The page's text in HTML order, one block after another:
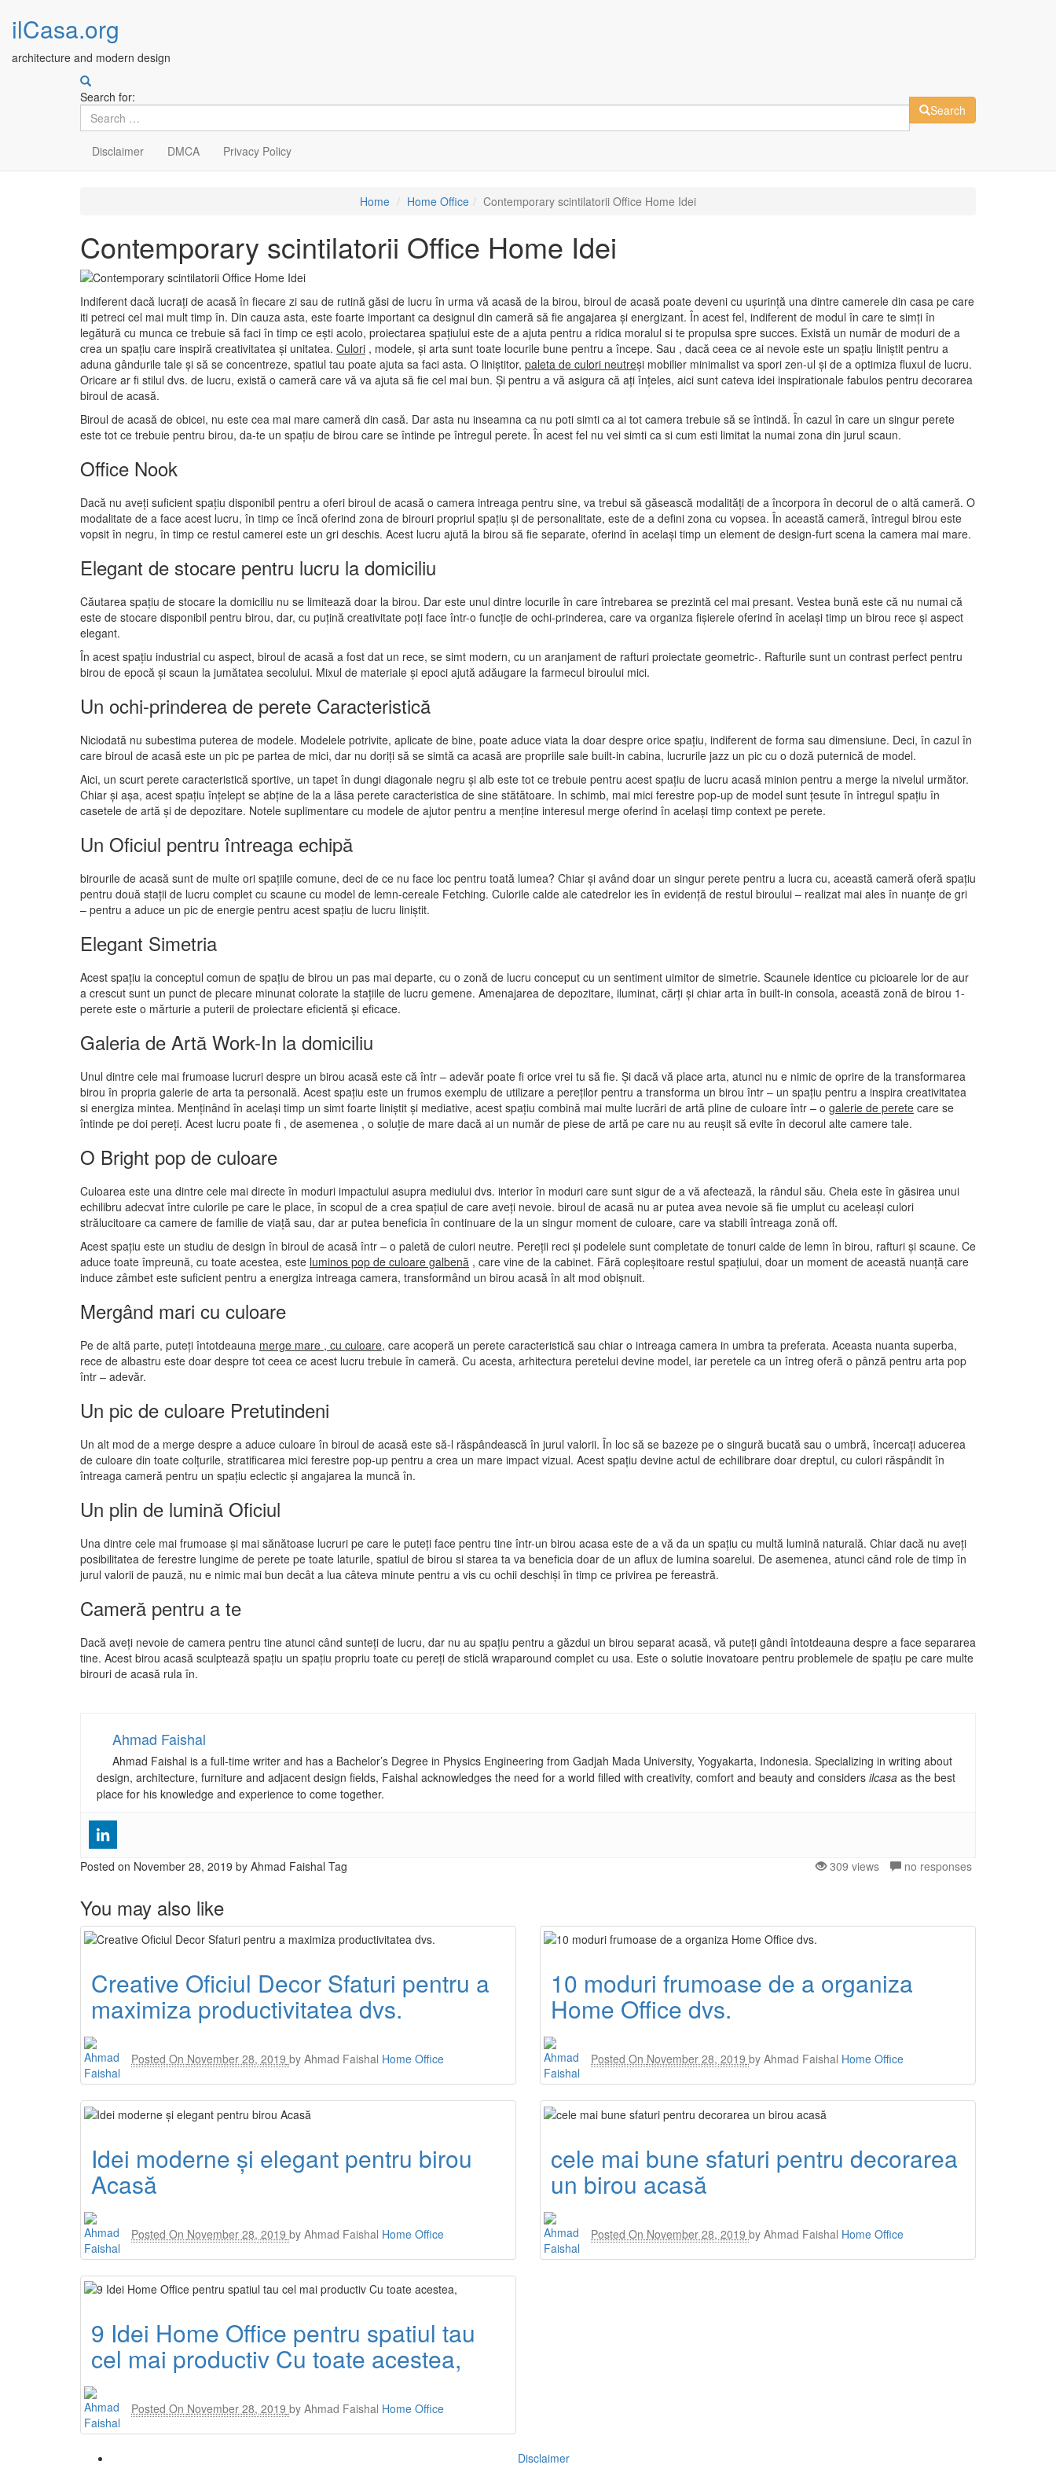
ilCasa.org
architecture and modern design
Search for:
Search
Disclaimer DMCA Privacy Policy
Home Home Office Contemporary scintilatorii Office Home Idei
Contemporary scintilatorii Office Home Idei
Indiferent dacă lucrați de acasă în fiecare zi sau de rutină găsi de lucru în urma vă acasă de la birou, biroul de acasă poate deveni cu ușurință una dintre camerele din casa pe care
iti petreci cel mai mult timp în. Din cauza asta, este foarte important ca designul din cameră să fie angajarea și energizant. În acest fel, indiferent de modul în care te simți în
legătură cu munca ce trebuie să faci în timp ce ești acolo, proiectarea spațiului este de a ajuta pentru a ridica moralul si te propulsa spre succes. Există un număr de moduri de a
crea un spațiu care inspiră creativitatea și unitatea. Culori , modele, și arta sunt toate locurile bune pentru a începe. Sau , dacă ceea ce ai nevoie este un spațiu liniștit pentru a
aduna gândurile tale și să se concentreze, spatiul tau poate ajuta sa faci asta. O liniștitor, paleta de culori neutreși mobilier minimalist va spori zen-ul și de a optimiza fluxul de lucru.
Oricare ar fi stilul dvs. de lucru, există o cameră care vă va ajuta să fie cel mai bun. Și pentru a vă asigura că ați înțeles, aici sunt cateva idei inspirationale fabulos pentru decorarea
biroul de acasă.
Biroul de acasă de obicei, nu este cea mai mare cameră din casă. Dar asta nu inseamna ca nu poti simti ca ai tot camera trebuie să se întindă. În cazul în care un singur perete
este tot ce trebuie pentru birou, da-te un spațiu de birou care se întinde pe întregul perete. În acest fel nu vei simti ca si cum esti limitat la numai zona din jurul scaun.
Office Nook
Dacă nu aveți suficient spațiu disponibil pentru a oferi biroul de acasă o camera intreaga pentru sine, va trebui să găsească modalități de a încorpora în decorul de o altă cameră. O
modalitate de a face acest lucru, în timp ce încă oferind zona de birouri propriul spațiu și de personalitate, este de a defini zona cu vopsea. În această cameră, întregul birou este
vopsit în negru, în timp ce restul camerei este un gri deschis. Acest lucru ajută la birou să fie separate, oferind în același timp un element de design-furt scena la camera mai mare.
Elegant de stocare pentru lucru la domiciliu
Căutarea spațiu de stocare la domiciliu nu se limitează doar la birou. Dar este unul dintre locurile în care întrebarea se prezintă cel mai presant. Vestea bună este că nu numai că
este de stocare disponibil pentru birou, dar, cu puțină creativitate poți face într-o funcție de ochi-prinderea, care va organiza fișierele oferind în același timp un birou rece și aspect
elegant.
În acest spațiu industrial cu aspect, biroul de acasă a fost dat un rece, se simt modern, cu un aranjament de rafturi proiectate geometric-. Rafturile sunt un contrast perfect pentru
birou de epocă și scaun la jumătatea secolului. Mixul de materiale și epoci ajută adăugare la farmecul biroului mici.
Un ochi-prinderea de perete Caracteristică
Niciodată nu subestima puterea de modele. Modelele potrivite, aplicate de bine, poate aduce viata la doar despre orice spațiu, indiferent de forma sau dimensiune. Deci, în cazul în
care biroul de acasă este un pic pe partea de mici, dar nu doriți să se simtă ca acasă are propriile sale built-in cabina, lucrurile jazz un pic cu o doză puternică de model.
Aici, un scurt perete caracteristică sportive, un tapet în dungi diagonale negru și alb este tot ce trebuie pentru acest spațiu de lucru acasă minion pentru a merge la nivelul următor.
Chiar și așa, acest spațiu înțelept se abține de la a lăsa perete caracteristica de sine stătătoare. In schimb, mai mici ferestre pop-up de model sunt țesute în întregul spațiu în
casetele de artă și de depozitare. Notele suplimentare cu modele de ajutor pentru a menține interesul merge oferind în același timp context pe perete.
Un Oficiul pentru întreaga echipă
birourile de acasă sunt de multe ori spațiile comune, deci de ce nu face loc pentru toată lumea? Chiar și având doar un singur perete pentru a lucra cu, această cameră oferă spațiu
pentru două stații de lucru complet cu scaune cu model de lemn-cereale Fetching. Culorile calde ale catedrelor ies în evidență de restul biroului – realizat mai ales în nuanțe de gri
– pentru a aduce un pic de energie pentru acest spațiu de lucru liniștit.
Elegant Simetria
Acest spațiu ia conceptul comun de spațiu de birou un pas mai departe, cu o zonă de lucru conceput cu un sentiment uimitor de simetrie. Scaunele identice cu picioarele lor de aur
a crescut sunt un punct de plecare minunat colorate la stațiile de lucru gemene. Amenajarea de depozitare, iluminat, cărți și chiar arta în built-in consola, această zonă de birou 1-
perete este o mărturie a puterii de proiectare eficientă și eficace.
Galeria de Artă Work-In la domiciliu
Unul dintre cele mai frumoase lucruri despre un birou acasă este că într – adevăr poate fi orice vrei tu să fie. Și dacă vă place arta, atunci nu e nimic de oprire de la transformarea
birou în propria galerie de arta ta personală. Acest spațiu este un frumos exemplu de utilizare a pereților pentru a transforma un birou într – un spațiu pentru a inspira creativitatea
si energiza mintea. Menținând în același timp un simt foarte liniștit și mediative, acest spațiu combină mai multe lucrări de artă pline de culoare într – o galerie de perete care se
întinde pe doi pereți. Acest lucru poate fi , de asemenea , o soluție de mare dacă ai un număr de piese de artă pe care nu au reușit să evite în decorul alte camere tale.
O Bright pop de culoare
Culoarea este una dintre cele mai directe în moduri impactului asupra mediului dvs. interior în moduri care sunt sigur de a vă afectează, la rândul său. Cheia este în găsirea unui
echilibru adecvat între culorile pe care le place, în scopul de a crea spațiul de care aveți nevoie. biroul de acasă nu ar putea avea nevoie să fie umplut cu aceleași culori
strălucitoare ca camere de familie de viață sau, dar ar putea beneficia în continuare de la un singur moment de culoare, care va stabili întreaga zonă off.
Acest spațiu este un studiu de design în biroul de acasă într – o paletă de culori neutre. Pereții reci și podelele sunt completate de tonuri calde de lemn în birou, rafturi și scaune. Ce
aduce toate împreună, cu toate acestea, este luminos pop de culoare galbenă , care vine de la cabinet. Fără copleșitoare restul spațiului, doar un moment de această nuanță care
induce zâmbet este suficient pentru a energiza intreaga camera, transformând un birou acasă în alt mod obișnuit.
Mergând mari cu culoare
Pe de altă parte, puteți întotdeauna merge mare , cu culoare, care acoperă un perete caracteristică sau chiar o intreaga camera in umbra ta preferata. Aceasta nuanta superba,
rece de albastru este doar despre tot ceea ce acest lucru trebuie în cameră. Cu acesta, arhitectura peretelui devine model, iar peretele ca un întreg oferă o pânză pentru arta pop
într – adevăr.
Un pic de culoare Pretutindeni
Un alt mod de a merge despre a aduce culoare în biroul de acasă este să-l răspândească în jurul valorii. În loc să se bazeze pe o singură bucată sau o umbră, încercați aducerea
de culoare din toate colțurile, stratificarea mici ferestre pop-up pentru a crea un mare impact vizual. Acest spațiu devine actul de echilibrare doar dreptul, cu culori răspândit în
întreaga cameră pentru un spațiu eclectic și angajarea la muncă în.
Un plin de lumină Oficiul
Una dintre cele mai frumoase și mai sănătoase lucruri pe care le puteți face pentru tine într-un birou acasa este de a vă da un spațiu cu multă lumină naturală. Chiar dacă nu aveți
posibilitatea de ferestre lungime de perete pe toate laturile, spatiul de birou si starea ta va beneficia doar de un aflux de lumina soarelui. De asemenea, atunci când role de timp în
jurul valorii de pauză, nu e nimic mai bun decât a lua câteva minute pentru a vis cu ochii deschiși în timp ce privirea pe fereastră.
Cameră pentru a te
Dacă aveți nevoie de camera pentru tine atunci când sunteți de lucru, dar nu au spațiu pentru a găzdui un birou separat acasă, vă puteți gândi întotdeauna despre a face separarea
tine. Acest birou acasă sculptează spațiu un spațiu propriu toate cu pereți de sticlă wraparound complet cu usa. Este o solutie inovatoare pentru problemele de spațiu pe care multe
birouri de acasă rula în.
Ahmad Faishal
Ahmad Faishal is a full-time writer and has a Bachelor’s Degree in Physics Engineering from Gadjah Mada University, Yogyakarta, Indonesia. Specializing in writing about
design, architecture, furniture and adjacent design fields, Faishal acknowledges the need for a world filled with creativity, comfort and beauty and considers ilcasa as the best
place for his knowledge and experience to come together.
Posted on November 28, 2019 by Ahmad Faishal Tag 309 views no responses
You may also like
Creative Oficiul Decor Sfaturi pentru a
maximiza productivitatea dvs.
Posted On November 28, 2019 by Ahmad Faishal Home Office
10 moduri frumoase de a organiza
Home Office dvs.
Posted On November 28, 2019 by Ahmad Faishal Home Office
Idei moderne și elegant pentru birou
Acasă
Posted On November 28, 2019 by Ahmad Faishal Home Office
cele mai bune sfaturi pentru decorarea
un birou acasă
Posted On November 28, 2019 by Ahmad Faishal Home Office
9 Idei Home Office pentru spatiul tau
cel mai productiv Cu toate acestea,
Posted On November 28, 2019 by Ahmad Faishal Home Office
Disclaimer